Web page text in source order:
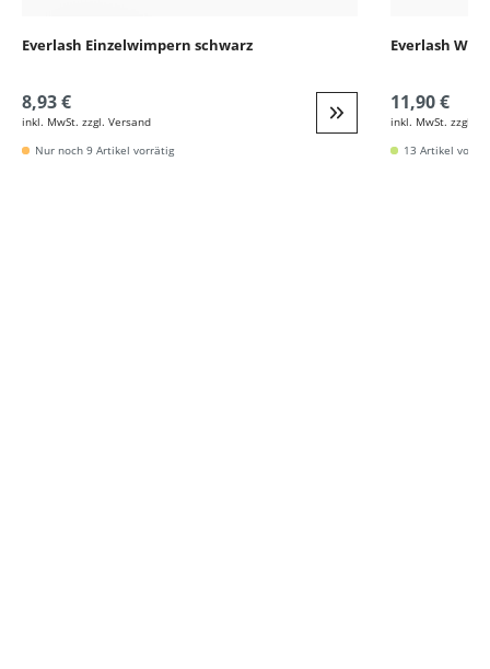
Everlash Einzelwimpern schwarz
8,93 €
inkl. MwSt. zzgl. Versand Weiter zur Detail
Nur noch 9 Artikel vorrätig
Everlash
11,90 €
inkl. MwSt. zzgl.
13 Artikel